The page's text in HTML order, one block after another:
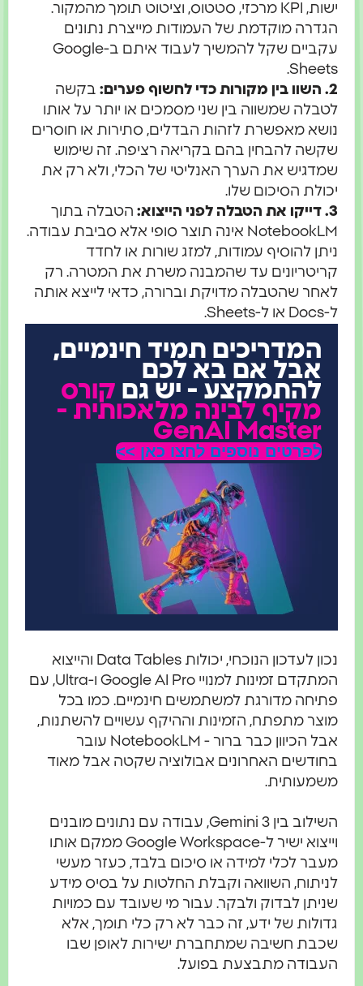
ישות, KPI מרכזי, סטטוס, וציטוט תומך מהמקור.
מוקדמת של העמודות מייצרת נתונים
עקביים שקל להמשיך לעבוד איתם ב-Google
בקשה
שמשווה בין שני מסמכים או יותר על אותו
מאפשרת לזהות הבדלים, סתירות או חוסרים
להבחין בהם בקריאה רציפה. זה שימוש
את הערך האנליטי של הכלי, ולא רק את
הסיכום שלו.
הטבלה בתוך
NotebookLM אינה תוצר סופי אלא סביבת עבודה.
להוסיף עמודות, למזג שורות או לחדד
עד שהמבנה משרת את המטרה. רק
שהטבלה מדויקת וברורה, כדאי לייצא אותה
המדריכים תמיד חינמיים,
אבל אם בא לכם
להתמקצע - יש גם קורס
מקיף לבינה מלאכותית -
GenAI Master
לפרטים נוספים לחצו כאן >>
נכון לעדכון הנוכחי, יכולות Data Tables והייצוא
המתקדם זמינות למנויי Google AI Pro ו-Ultra, עם
מדורגת למשתמשים חינמיים. כמו בכל
מתפתח, הזמינות וההיקף עשויים להשתנות,
אבל הכיוון כבר ברור - NotebookLM עובר
האחרונים אבולוציה שקטה אבל מאוד
השילוב בין Gemini 3, עבודה עם נתונים מובנים
וייצוא ישיר ל-Google Workspace ממקם אותו
לכלי למידה או סיכום בלבד, כעזר מעשי
השוואה וקבלת החלטות על בסיס מידע
לבדוק ולבקר. עבור מי שעובד עם כמויות
של ידע, זה כבר לא רק כלי תומך, אלא
חשיבה שמתחברת ישירות לאופן שבו
מתבצעת בפועל.